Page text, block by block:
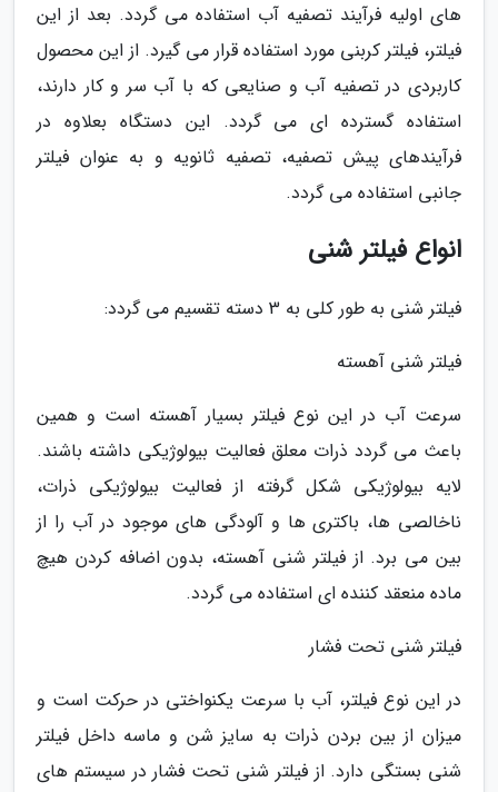
های اولیه فرآیند تصفیه آب استفاده می گردد. بعد از این
فیلتر، فیلتر کربنی مورد استفاده قرار می گیرد. از این محصول
کاربردی در تصفیه آب و صنایعی که با آب سر و کار دارند،
استفاده گسترده ای می گردد. این دستگاه بعلاوه در
فرآیندهای پیش تصفیه، تصفیه ثانویه و به عنوان فیلتر
جانبی استفاده می گردد.
انواع فیلتر شنی
فیلتر شنی به طور کلی به 3 دسته تقسیم می گردد:
فیلتر شنی آهسته
سرعت آب در این نوع فیلتر بسیار آهسته است و همین
باعث می گردد ذرات معلق فعالیت بیولوژیکی داشته باشند.
لایه بیولوژیکی شکل گرفته از فعالیت بیولوژیکی ذرات،
ناخالصی ها، باکتری ها و آلودگی های موجود در آب را از
بین می برد. از فیلتر شنی آهسته، بدون اضافه کردن هیچ
ماده منعقد کننده ای استفاده می گردد.
فیلتر شنی تحت فشار
در این نوع فیلتر، آب با سرعت یکنواختی در حرکت است و
میزان از بین بردن ذرات به سایز شن و ماسه داخل فیلتر
شنی بستگی دارد. از فیلتر شنی تحت فشار در سیستم های